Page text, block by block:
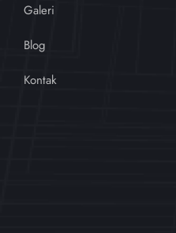
Galeri
Blog
Kontak